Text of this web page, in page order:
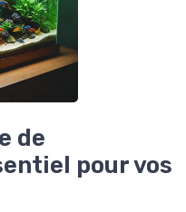
de
pour vos